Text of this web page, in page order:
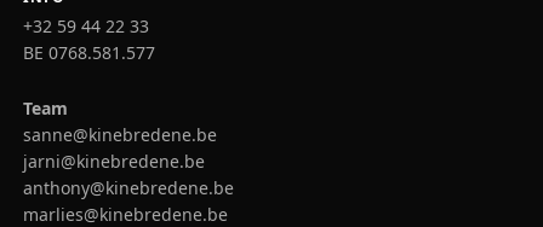
+32 59 44 22 33
BE 0768.581.577
Team
sanne@kinebredene.be
jarni@kinebredene.be
anthony@kinebredene.be
marlies@kinebredene.be